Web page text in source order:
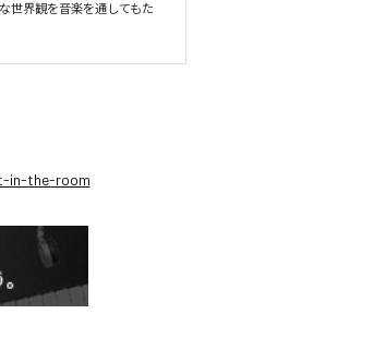
世界観を音楽を通してもた
in-the-room